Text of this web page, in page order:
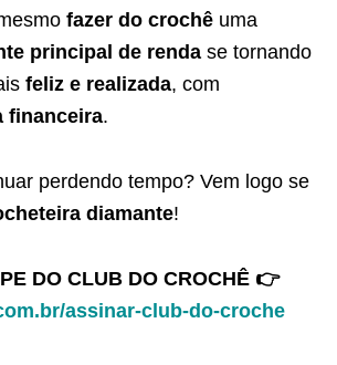
fazer do crochê uma
principal de renda se tornando
feliz e realizada, com
financeira.
perdendo tempo? Vem logo se
diamante!
DO CLUB DO CROCHÊ 👉
assinar-club-do-croche